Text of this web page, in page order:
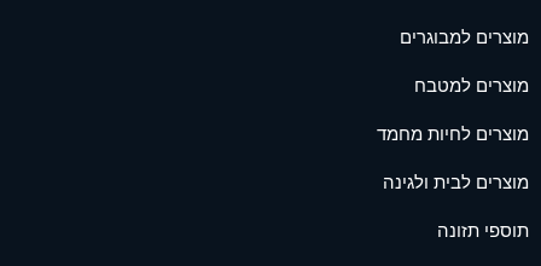
מוצרים למבוגרים
מוצרים למטבח
מוצרים לחיות מחמד
מוצרים לבית ולגינה
תוספי תזונה